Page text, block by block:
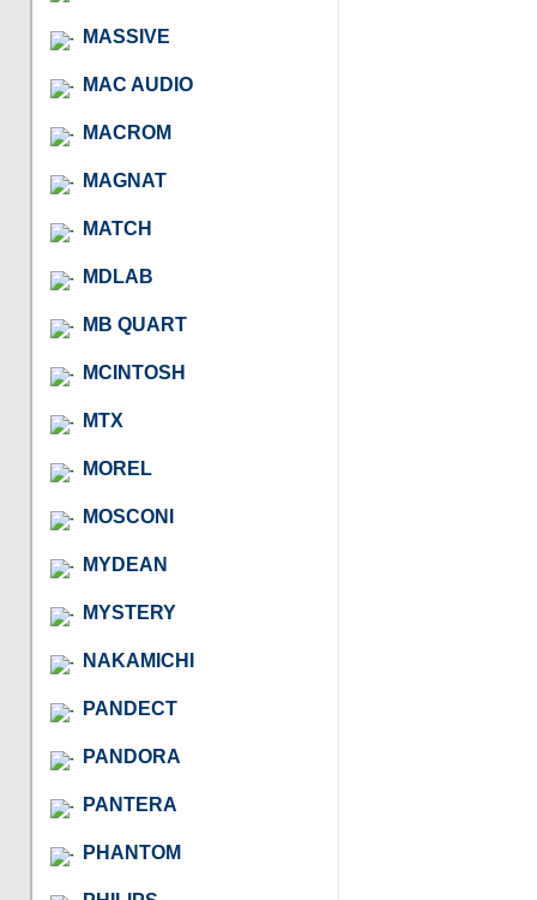
MASSIVE
MAC AUDIO
MACROM
MAGNAT
MATCH
MDLAB
MB QUART
MCINTOSH
MTX
MOREL
MOSCONI
MYDEAN
MYSTERY
NAKAMICHI
PANDECT
PANDORA
PANTERA
PHANTOM